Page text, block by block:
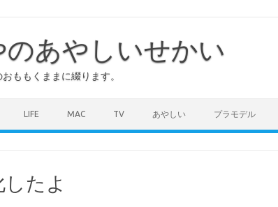
あやしいせかい
ももくままに綴ります。
LIFE MAC TV あやしい プラモデル
たよ